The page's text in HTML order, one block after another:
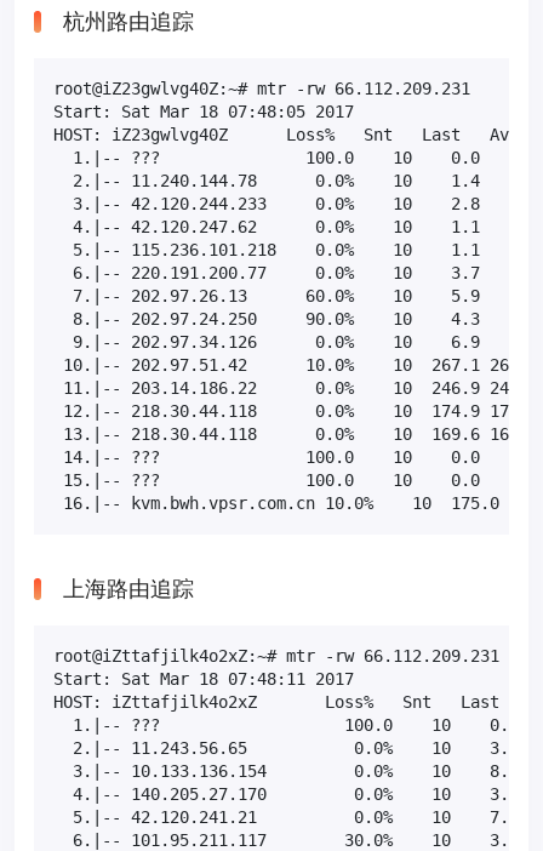
杭州路由追踪
root@iZ23gwlvg40Z:~# mtr -rw 66.112.209.231
Start: Sat Mar 18 07:48:05 2017
HOST: iZ23gwlvg40Z      Loss%   Snt   Last   Avg
1.|-- ???               100.0    10    0.0
2.|-- 11.240.144.78      0.0%    10    1.4
3.|-- 42.120.244.233     0.0%    10    2.8
4.|-- 42.120.247.62      0.0%    10    1.1
5.|-- 115.236.101.218    0.0%    10    1.1
6.|-- 220.191.200.77     0.0%    10    3.7
7.|-- 202.97.26.13      60.0%    10    5.9
8.|-- 202.97.24.250     90.0%    10    4.3
9.|-- 202.97.34.126      0.0%    10    6.9
10.|-- 202.97.51.42      10.0%    10  267.1
11.|-- 203.14.186.22      0.0%    10  246.9
12.|-- 218.30.44.118      0.0%    10  174.9
13.|-- 218.30.44.118      0.0%    10  169.6
14.|-- ???               100.0    10    0.0
15.|-- ???               100.0    10    0.0
16.|-- kvm.bwh.vpsr.com.cn 10.0%    10  175.0
上海路由追踪
root@iZttafjilk4o2xZ:~# mtr -rw 66.112.209.231
Start: Sat Mar 18 07:48:11 2017
HOST: iZttafjilk4o2xZ       Loss%   Snt   Last
1.|-- ???                   100.0    10    0.0
2.|-- 11.243.56.65           0.0%    10    3.9
3.|-- 10.133.136.154         0.0%    10    8.8
4.|-- 140.205.27.170         0.0%    10    3.6
5.|-- 42.120.241.21          0.0%    10    7.9
6.|-- 101.95.211.117        30.0%    10    3.7